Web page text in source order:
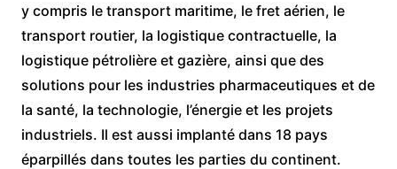
y compris le transport maritime, le fret aérien, le
transport routier, la logistique contractuelle, la
logistique pétrolière et gazière, ainsi que des
solutions pour les industries pharmaceutiques et de
la santé, la technologie, l’énergie et les projets
industriels. Il est aussi implanté dans 18 pays
éparpillés dans toutes les parties du continent.